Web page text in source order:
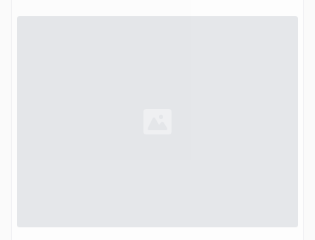
Bedienung über Knebel am Herd, Edelstahlrahmen)